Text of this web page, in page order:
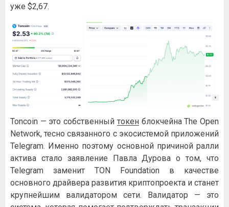
уже $2,67.
Toncoin — это собственный токенблокчейна The Open
Network, тесно связанного с экосистемой приложений
Telegram. Именно поэтому основной причиной ралли
актива стало заявление Павла Дурова о том, что
Telegram заменит TON Foundation в качестве
основного драйвера развития криптопроекта и станет
крупнейшим валидатором сети. Валидатор — это